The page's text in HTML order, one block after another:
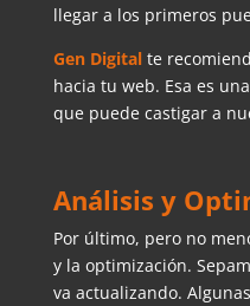
llegar a los primeros
Gen Digital te
hacia tu web. Esa es
que puede castigar a
Análisis y
Por último, pero no
y la optimización.
va actualizando.